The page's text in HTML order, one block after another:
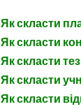
Як скласти
Як скласти
Як скласти
Як скласти
Як скласти